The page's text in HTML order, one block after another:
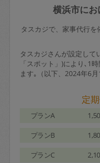
横浜市に
タスカジで、家事代行
タスカジさんが設定して
「スポット」)により､1
ます｡（以下、2024年6月
定
プランA
プランB
プランC